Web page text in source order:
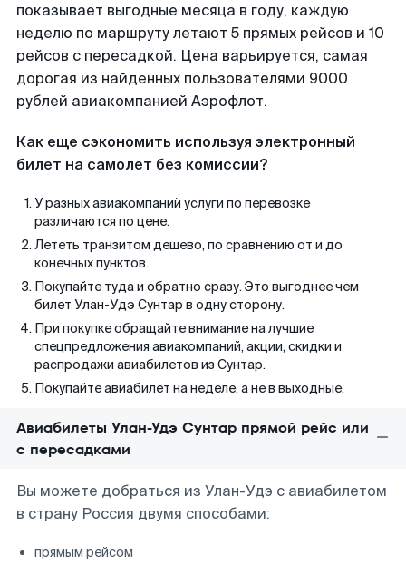
показывает выгодные месяца в году, каждую
неделю по маршруту летают 5 прямых рейсов и 10
рейсов с пересадкой. Цена варьируется, самая
дорогая из найденных пользователями 9000
рублей авиакомпанией Аэрофлот.
Как еще сэкономить используя электронный
билет на самолет без комиссии?
У разных авиакомпаний услуги по перевозке
различаются по цене.
Лететь транзитом дешево, по сравнению от и до
конечных пунктов.
Покупайте туда и обратно сразу. Это выгоднее чем
билет Улан-Удэ Сунтар в одну сторону.
При покупке обращайте внимание на лучшие
спецпредложения авиакомпаний, акции, скидки и
распродажи авиабилетов из Сунтар.
Покупайте авиабилет на неделе, а не в выходные.
Авиабилеты Улан-Удэ Сунтар прямой рейс или
с пересадками
Вы можете добраться из Улан-Удэ с авиабилетом
в страну Россия двумя способами:
прямым рейсом